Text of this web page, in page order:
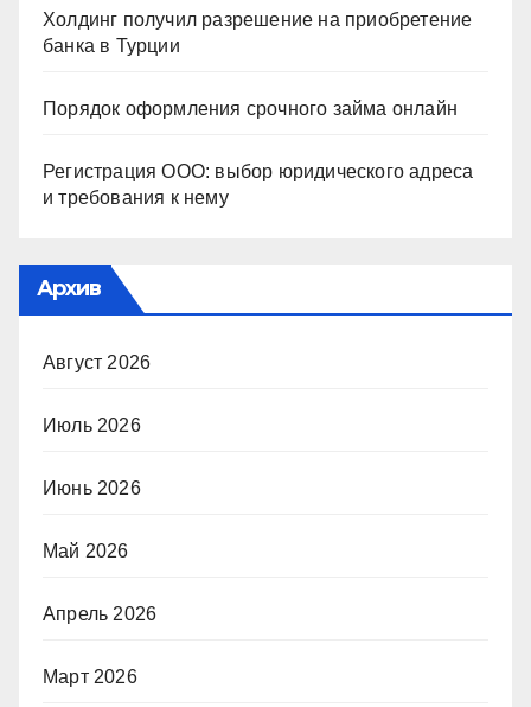
Холдинг получил разрешение на приобретение
банка в Турции
Порядок оформления срочного займа онлайн
Регистрация ООО: выбор юридического адреса
и требования к нему
Архив
Август 2026
Июль 2026
Июнь 2026
Май 2026
Апрель 2026
Март 2026